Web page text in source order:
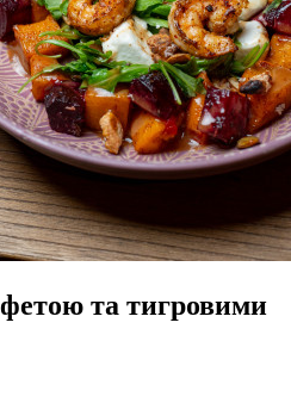
та тигровими